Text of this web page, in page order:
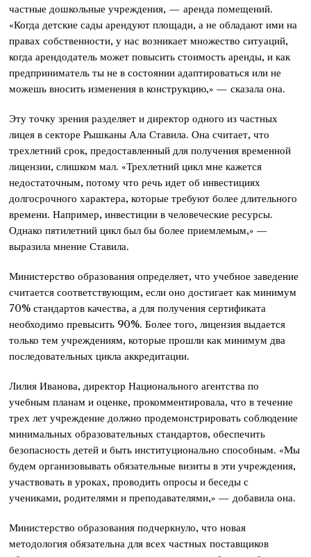
частные дошкольные учреждения, — аренда помещений.
«Когда детские сады арендуют площади, а не обладают ими на
правах собственности, у нас возникает множество ситуаций,
когда арендодатель может повысить стоимость аренды, и как
предприниматель ты не в состоянии адаптироваться или не
можешь вносить изменения в конструкцию,» — сказала она.
Эту точку зрения разделяет и директор одного из частных
лицея в секторе Рышканы Ала Ставила. Она считает, что
трехлетний срок, предоставленный для получения временной
лицензии, слишком мал. «Трехлетний цикл мне кажется
недостаточным, потому что речь идет об инвестициях
долгосрочного характера, которые требуют более длительного
времени. Например, инвестиции в человеческие ресурсы.
Однако пятилетний цикл был бы более приемлемым,» —
выразила мнение Ставила.
Министерство образования определяет, что учебное заведение
считается соответствующим, если оно достигает как минимум
70% стандартов качества, а для получения сертификата
необходимо превысить 90%. Более того, лицензия выдается
только тем учреждениям, которые прошли как минимум два
последовательных цикла аккредитации.
Лилия Иванова, директор Национального агентства по
учебным планам и оценке, прокомментировала, что в течение
трех лет учреждение должно продемонстрировать соблюдение
минимальных образовательных стандартов, обеспечить
безопасность детей и быть институционально способным. «Мы
будем организовывать обязательные визиты в эти учреждения,
участвовать в уроках, проводить опросы и беседы с
учениками, родителями и преподавателями,» — добавила она.
Министерство образования подчеркнуло, что новая
методология обязательна для всех частных поставщиков